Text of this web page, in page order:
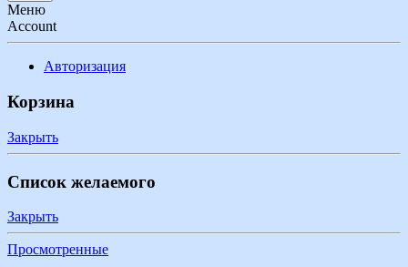
Меню
Account
Авторизация
Корзина
Закрыть
Список желаемого
Закрыть
Просмотренные